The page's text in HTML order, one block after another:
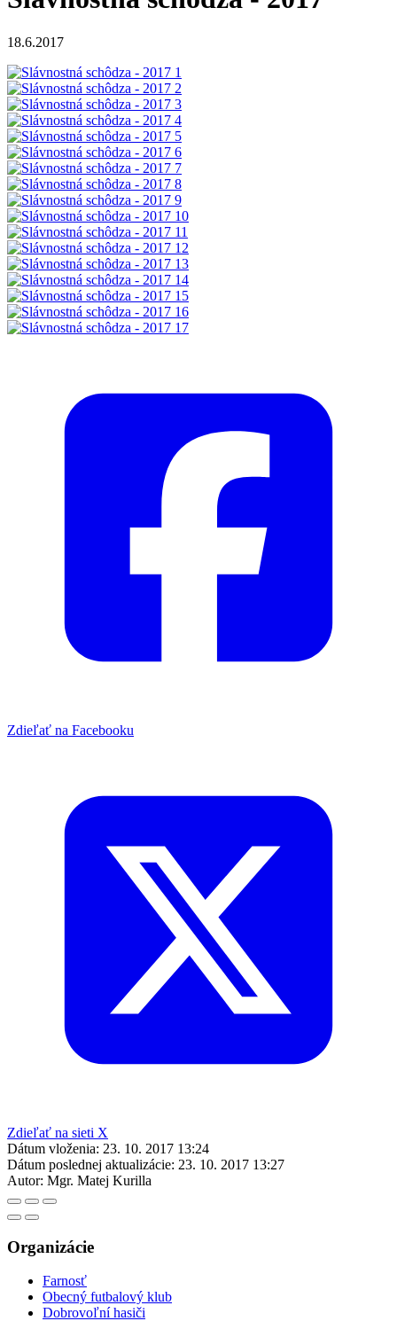
18.6.2017
Zdieľať na Facebooku
Zdieľať na sieti X
Dátum vloženia: 23. 10. 2017 13:24
Dátum poslednej aktualizácie: 23. 10. 2017 13:27
Autor: Mgr. Matej Kurilla
Organizácie
Farnosť
Obecný futbalový klub
Dobrovoľní hasiči